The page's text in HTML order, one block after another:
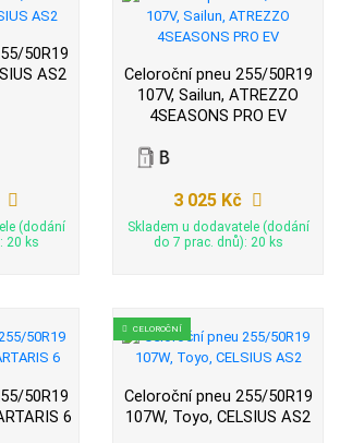
50R19
AS2
(dodání
20 ks
Celoroční pneu 255/50R19
107V, Sailun, ATREZZO
4SEASONS PRO EV
3 025 Kč
Skladem u dodavatele (dodání
do 7 prac. dnů): 20 ks
50R19
6
CELOROČNÍ
Celoroční pneu 255/50R19
107W, Toyo, CELSIUS AS2